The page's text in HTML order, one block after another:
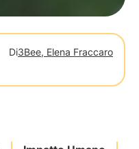
Di3Bee, Elena Fraccaro